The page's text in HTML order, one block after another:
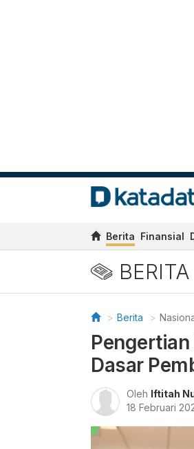
Berita Finansial
BERITA
Berita
Dasar
Oleh Iftitah
18 Februari